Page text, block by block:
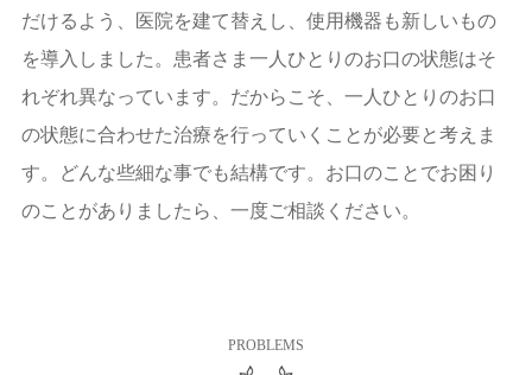
だけるよう、医院を建て替えし、使用機器も新しいもの
を導入しました。患者さま一人ひとりのお口の状態はそ
れぞれ異なっています。だからこそ、一人ひとりのお口
の状態に合わせた治療を行っていくことが必要と考えま
す。どんな些細な事でも結構です。お口のことでお困り
のことがありましたら、一度ご相談ください。
PROBLEMS